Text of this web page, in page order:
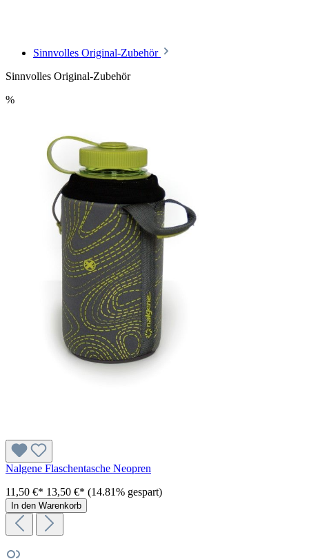
Sinnvolles Original-Zubehör
Sinnvolles Original-Zubehör
%
Nalgene Flaschentasche Neopren
11,50 €* 13,50 €* (14.81% gespart)
In den Warenkorb